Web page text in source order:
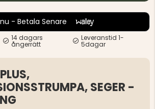
- Betala Senare
14 dagars
ångerrätt
Leveranstid 1-
5dagar
SEGER -